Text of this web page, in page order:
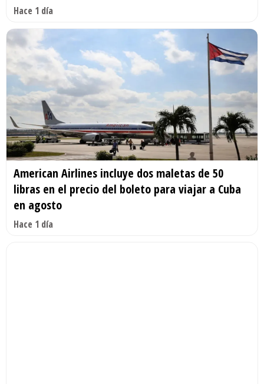
Hace 1 día
American Airlines incluye dos maletas de 50
libras en el precio del boleto para viajar a Cuba
en agosto
Hace 1 día